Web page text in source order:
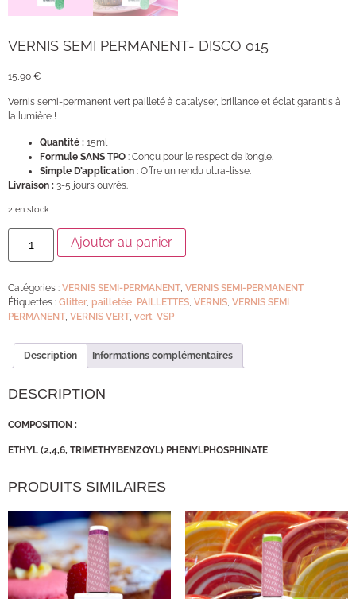
VERNIS SEMI PERMANENT- DISCO 015
15,90 €
Vernis semi-permanent vert pailleté à catalyser, brillance et éclat garantis à
la lumière !
Quantité : 15ml
Formule SANS TPO : Conçu pour le respect de l’ongle.
Simple D’application : Offre un rendu ultra-lisse.
Livraison : 3-5 jours ouvrés.
2 en stock
Ajouter au panier
Catégories : VERNIS SEMI-PERMANENT, VERNIS SEMI-PERMANENT
Étiquettes : Glitter, pailletée PAILLETTES VERNIS VERNIS SEMI
PERMANENT, VERNIS VERT, vert VSP
Description Informations complémentaires
DESCRIPTION
COMPOSITION :
ETHYL (2,4,6, TRIMETHYBENZOYL) PHENYLPHOSPHINATE
PRODUITS SIMILAIRES